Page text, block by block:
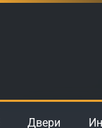
Двери